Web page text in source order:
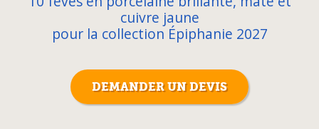
cuivre jaune
pour la collection Épiphanie 2027
DEMANDER UN DEVIS